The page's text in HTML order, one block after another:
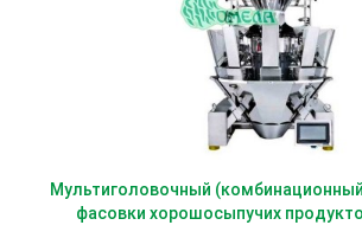
Мультиголовочный
фасовки хорошосыпучих